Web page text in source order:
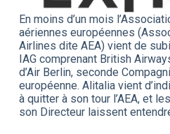
En moins d’un mois
aériennes européennes
Airlines dite AEA) vient de
IAG comprenant British
d’Air Berlin, seconde
européenne. Alitalia vient
à quitter à son tour l’AEA, et
son Directeur laissent